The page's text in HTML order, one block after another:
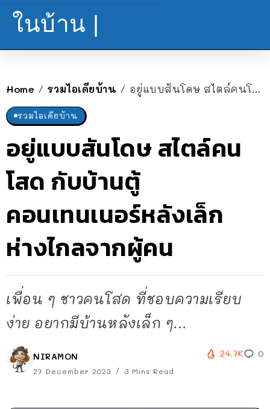
ในบ้าน |
Home / รวมไอเดียบ้าน / อยู่แบบสันโดษ สไตล์คนโสด กับบ้านตู้คอนเทนเนอร์หลังเล็ก ห่างไกลจากผู้คน
รวมไอเดียบ้าน
อยู่แบบสันโดษ สไตล์คน
โสด กับบ้านตู้
คอนเทนเนอร์หลังเล็ก
ห่างไกลจากผู้คน
เพื่อน ๆ ชาวคนโสด ที่ชอบความเรียบ
ง่าย อยากมีบ้านหลังเล็ก ๆ...
NIRAMON
27 December 2023 3 Mins Read
24.7K 0